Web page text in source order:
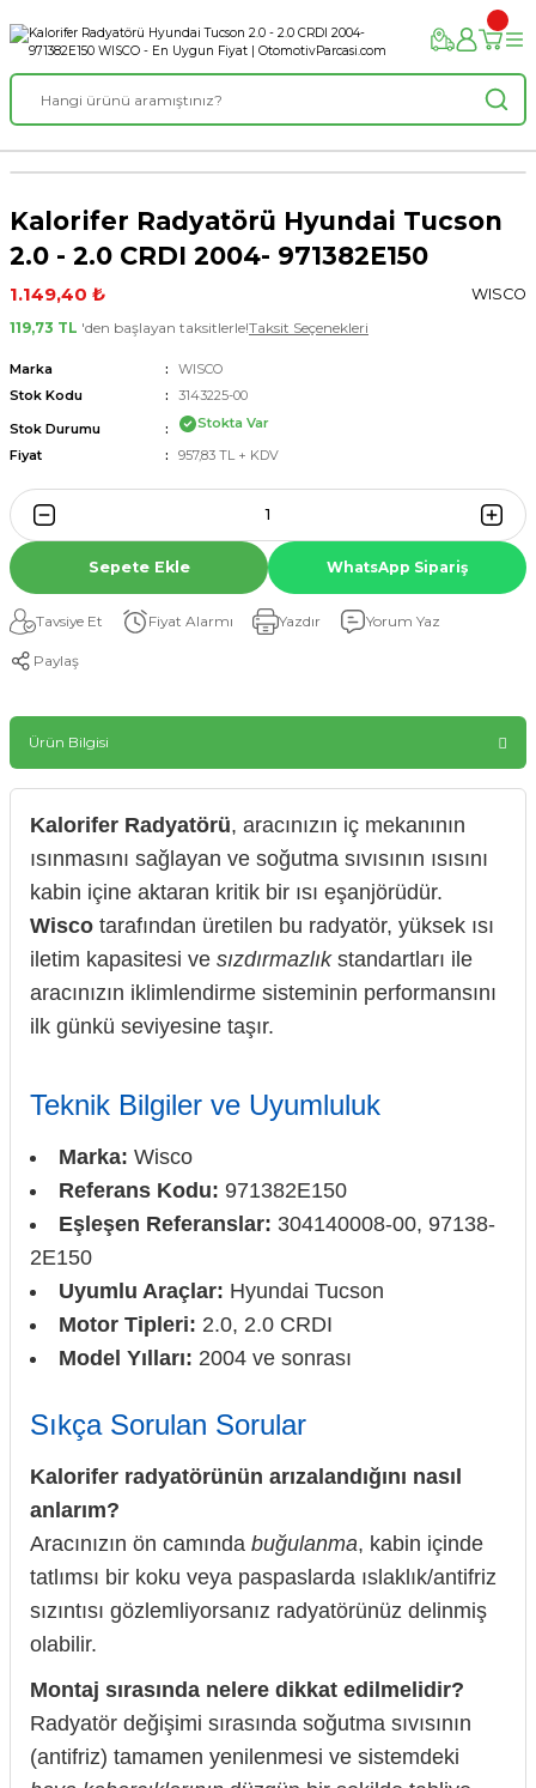
Kalorifer Radyatörü Hyundai Tucson
2.0 - 2.0 CRDI 2004- 971382E150
1.149,40 ₺
WISCO
119,73 TL 'den başlayan taksitlerle!Taksit Seçenekleri
Marka
WISCO
Stok Kodu
3143225-00
Stok Durumu
Stokta Var
Fiyat
957,83 TL + KDV
Sepete Ekle WhatsApp Sipariş
Tavsiye Et Fiyat Alarmı Yazdır Yorum Yaz
Paylaş
Ürün Bilgisi
Kalorifer Radyatörü, aracınızın iç mekanının
ısınmasını sağlayan ve soğutma sıvısının ısısını
kabin içine aktaran kritik bir ısı eşanjörüdür.
Wisco tarafından üretilen bu radyatör, yüksek ısı
iletim kapasitesi ve sızdırmazlıkstandartları ile
aracınızın iklimlendirme sisteminin performansını
ilk günkü seviyesine taşır.
Teknik Bilgiler ve Uyumluluk
Marka: Wisco
Referans Kodu: 971382E150
Eşleşen Referanslar: 304140008-00, 97138-
2E150
Uyumlu Araçlar: Hyundai Tucson
Motor Tipleri: 2.0, 2.0 CRDI
Model Yılları: 2004 ve sonrası
Sıkça Sorulan Sorular
Kalorifer radyatörünün arızalandığını nasıl
anlarım?
Aracınızın ön camında buğulanma, kabin içinde
tatlımsı bir koku veya paspaslarda ıslaklık/antifriz
sızıntısı gözlemliyorsanız radyatörünüz delinmiş
olabilir.
Montaj sırasında nelere dikkat edilmelidir?
Radyatör değişimi sırasında soğutma sıvısının
(antifriz) tamamen yenilenmesi ve sistemdeki